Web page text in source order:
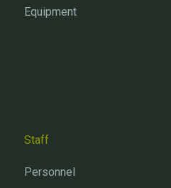
Equipment
Staff
Personnel